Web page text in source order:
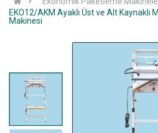
EKO12/AKM Ayaklı Üst ve Alt Kaynaklı
Makinesi